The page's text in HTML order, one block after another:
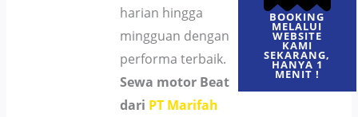
harian hingga
mingguan dengan
performa terbaik.
Sewa motor Beat
dari PT Marifah
BOOKING
MELALUI
WEBSITE
KAMI
SEKARANG,
HANYA 1
MENIT !